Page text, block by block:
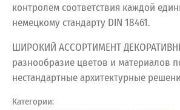
контролем соответствия каждой
немецкому стандарту DIN 18461.
ШИРОКИЙ АССОРТИМЕНТ
разнообразие цветов и материалов
нестандартные архитектурные
Категории: